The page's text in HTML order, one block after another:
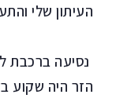
העיתון שלי
נסיעה ברכבת
הזר היה שקוע